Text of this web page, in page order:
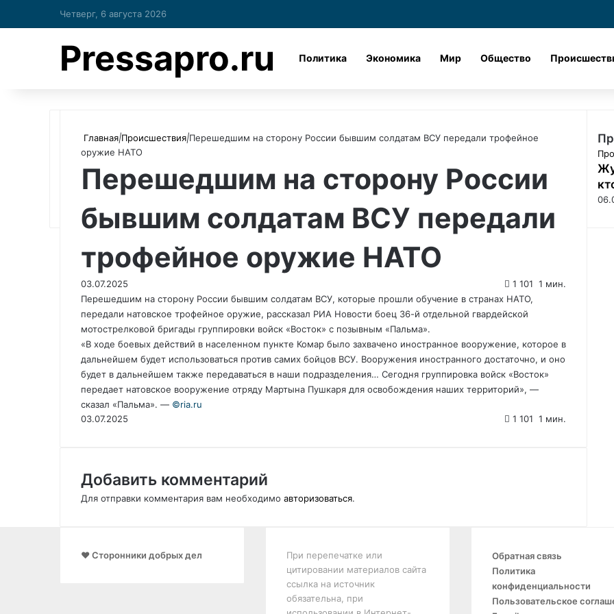
Четверг, 6 августа 2026
dzen
Pressapro.ru Политика Экономика Мир Общество
Главная|Происшествия|Перешедшим на сторону России бывшим солдатам ВСУ передали трофейное
оружие НАТО
Перешедшим на сторону России
бывшим солдатам ВСУ передали
трофейное оружие НАТО
03.07.2025 1 101 1 мин.
Перешедшим на сторону России бывшим солдатам ВСУ, которые прошли обучение в странах НАТО,
передали натовское трофейное оружие, рассказал РИА Новости боец 36-й отдельной гвардейской
мотострелковой бригады группировки войск «Восток» с позывным «Пальма».
«В ходе боевых действий в населенном пункте Комар было захвачено иностранное вооружение, которое в
дальнейшем будет использоваться против самих бойцов ВСУ. Вооружения иностранного достаточно, и оно
будет в дальнейшем также передаваться в наши подразделения… Сегодня группировка войск «Восток»
передает натовское вооружение отряду Мартына Пушкаря для освобождения наших территорий», —
сказал «Пальма». — ©riа.ru
03.07.2025
1 101 1 мин.
Добавить комментарий
Для отправки комментария вам необходимо авторизоваться.
З
а
к
р
❤️ Сторонники добрых дел
При перепечатке или
цитировании материалов сайта
ссылка на источник
обязательна, при
Обратная связь
Политика
конфиденциальности
Пользовательское